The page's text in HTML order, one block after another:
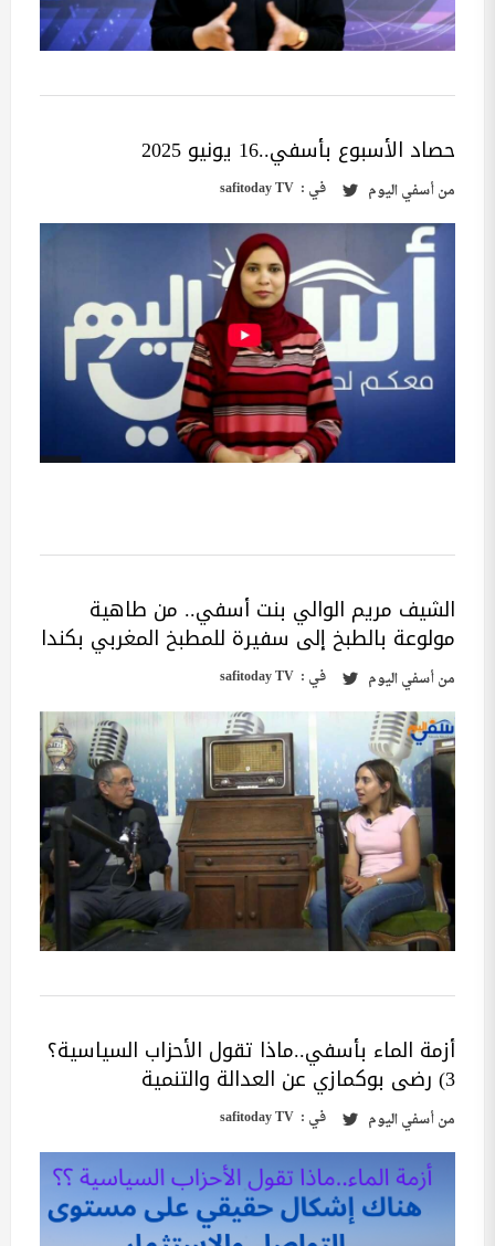
حصاد الأسبوع بأسفي..16 يونيو 2025
منأسفي اليوم في : safitoday TV
الشيف مريم الوالي بنت أسفي.. من طاهية
مولوعة بالطبخ إلى سفيرة للمطبخ المغربي بكندا
منأسفي اليوم في : safitoday TV
أزمة الماء بأسفي..ماذا تقول الأحزاب السياسية؟
3) رضى بوكمازي عن العدالة والتنمية
منأسفي اليوم في : safitoday TV